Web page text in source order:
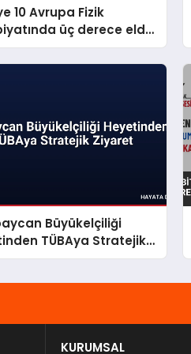
10 Avrupa Fizik
üç derece elde
Büyükelçiliği
TÜBAya Stratejik
KURUMSAL